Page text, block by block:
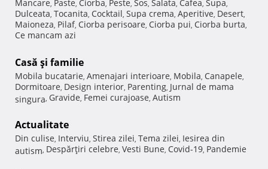
Mancare, Paste, Ciorba, Peste, Sos, Salata, Cafea, Supa,
Dulceata, Tocanita, Cocktail, Supa crema, Aperitive, Desert,
Maioneza, Pilaf, Ciorba perisoare, Ciorba pui, Ciorba burta,
Ce mancam azi
Casă şi familie
Mobila bucatarie, Amenajari interioare, Mobila, Canapele,
Dormitoare, Design interior, Parenting, Jurnal de mama
singura, Gravide, Femei curajoase, Autism
Actualitate
Din culise, Interviu, Stirea zilei, Tema zilei, Iesirea din
autism, Despărţiri celebre, Vesti Bune, Covid-19, Pandemie